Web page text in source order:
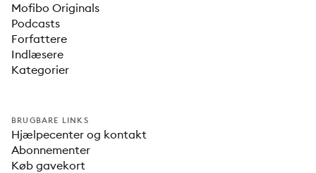
Mofibo Originals
Podcasts
Forfattere
Indlæsere
Kategorier
BRUGBARE LINKS
Hjælpecenter og kontakt
Abonnementer
Køb gavekort